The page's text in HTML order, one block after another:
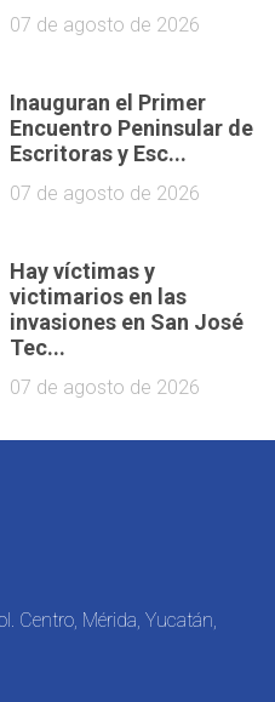
07 de agosto de 2026
Inauguran el Primer
Encuentro Peninsular de
Escritoras y Esc...
07 de agosto de 2026
Hay víctimas y
victimarios en las
invasiones en San José
Tec...
07 de agosto de 2026
Centro, Mérida, Yucatán,